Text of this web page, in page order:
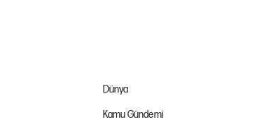
Dünya
Kamu Gündemi